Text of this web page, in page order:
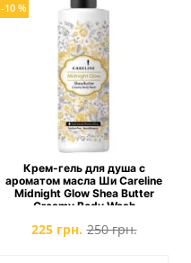
-10 %
Крем-гель для душа с
ароматом масла Ши Careline
Midnight Glow Shea Butter
Creamy Body Wash
225 грн. 250 грн.